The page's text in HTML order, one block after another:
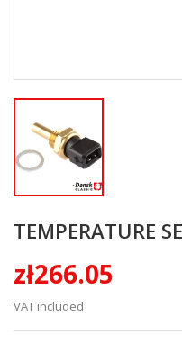
TEMPERATURE
zł266.05
VAT included